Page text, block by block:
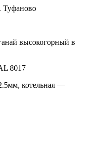
Туфаново
высокогорный в
8017
котельная —